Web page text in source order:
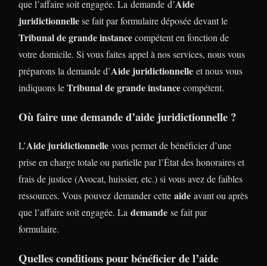
que l’affaire soit engagée. La demande d’Aide
juridictionnellese fait par formulaire déposée devant le
Tribunal de grande instancecompétent en fonction de
votre domicile. Si vous faites appel à nos services, nous vous
préparons la demande d’Aide juridictionnelle et nous vous
indiquons leTribunal de grande instancecompétent.
Où faire une demande d’aide juridictionnelle ?
L’Aide juridictionnelle vous permet de bénéficier d’une
prise en charge totale ou partielle par l’État des honoraires et
frais de justice (Avocat, huissier, etc.) si vous avez de faibles
ressources. Vous pouvez demander cette aide avant ou après
que l’affaire soit engagée. La demande se fait par
formulaire.
Quelles conditions pour bénéficier de l’aide